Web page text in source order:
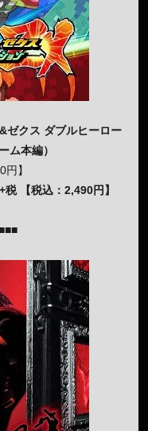
クス ダブルヒーロー
ム本編）
】
【税込：2,490円】